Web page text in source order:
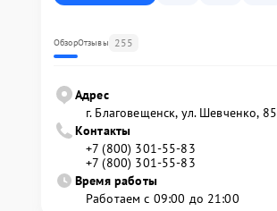
ОбзорОтзывы 255
Адрес
г. Благовещенск, ул. Шевченко, 85
Контакты
+7 (800) 301-55-83
+7 (800) 301-55-83
Время работы
Работаем с 09:00 до 21:00